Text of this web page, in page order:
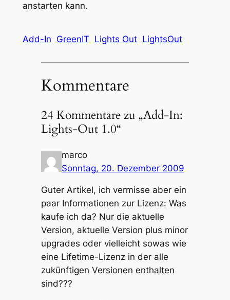
anstarten kann.
Add-In GreenIT Lights Out LightsOut
Kommentare
24 Kommentare zu „Add-In:
Lights-Out 1.0“
marco
Sonntag, 20. Dezember 2009
Guter Artikel, ich vermisse aber ein
paar Informationen zur Lizenz: Was
kaufe ich da? Nur die aktuelle
Version, aktuelle Version plus minor
upgrades oder vielleicht sowas wie
eine Lifetime-Lizenz in der alle
zukünftigen Versionen enthalten
sind???